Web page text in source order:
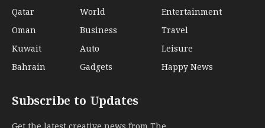
Qatar
Oman
Kuwait
Bahrain
World
Business
Auto
Gadgets
Entertainment
Travel
Leisure
Happy News
Subscribe to Updates